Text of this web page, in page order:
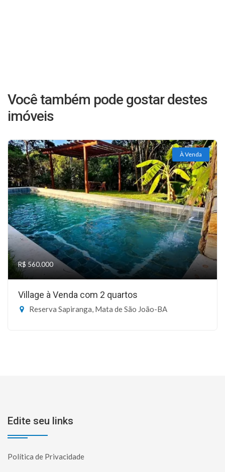
Você também pode gostar destes
imóveis
À Venda
R$ 560.000
Village à Venda com 2 quartos
Reserva Sapiranga, Mata de São João-BA
Edite seu links
Política de Privacidade